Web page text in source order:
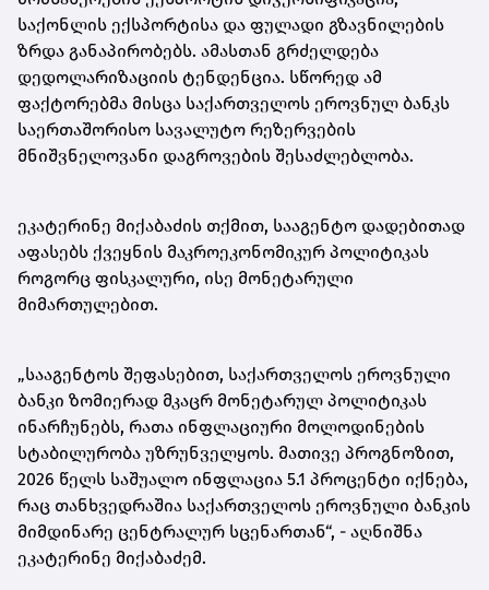
საქონლის ექსპორტისა და ფულადი გზავნილების
ზრდა განაპირობებს. ამასთან გრძელდება
დედოლარიზაციის ტენდენცია. სწორედ ამ
ფაქტორებმა მისცა საქართველოს ეროვნულ ბანკს
საერთაშორისო სავალუტო რეზერვების
მნიშვნელოვანი დაგროვების შესაძლებლობა.
ეკატერინე მიქაბაძის თქმით, სააგენტო დადებითად
აფასებს ქვეყნის მაკროეკონომიკურ პოლიტიკას
როგორც ფისკალური, ისე მონეტარული
მიმართულებით.
„სააგენტოს შეფასებით, საქართველოს ეროვნული
ბანკი ზომიერად მკაცრ მონეტარულ პოლიტიკას
ინარჩუნებს, რათა ინფლაციური მოლოდინების
სტაბილურობა უზრუნველყოს. მათივე პროგნოზით,
2026 წელს საშუალო ინფლაცია 5.1 პროცენტი იქნება,
რაც თანხვედრაშია საქართველოს ეროვნული ბანკის
მიმდინარე ცენტრალურ სცენართან“, - აღნიშნა
ეკატერინე მიქაბაძემ.